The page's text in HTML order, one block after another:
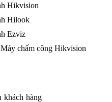
Hikvision
Hilook
Ezviz
chấm công Hikvision
khách hàng